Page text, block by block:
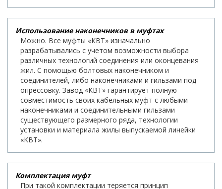
Использование наконечников в муфтах
Можно. Все муфты «КВТ» изначально
разрабатывались с учетом возможности выбора
различных технологий соединения или оконцевания
жил. С помощью болтовых наконечником и
соединителей, либо наконечниками и гильзами под
опрессовку. Завод «КВТ» гарантирует полную
совместимость своих кабельных муфт с любыми
наконечниками и соединительными гильзами
существующего размерного ряда, технологии
установки и материала жилы выпускаемой линейки
«КВТ».
Комплектация муфт
При такой комплектации теряется принцип